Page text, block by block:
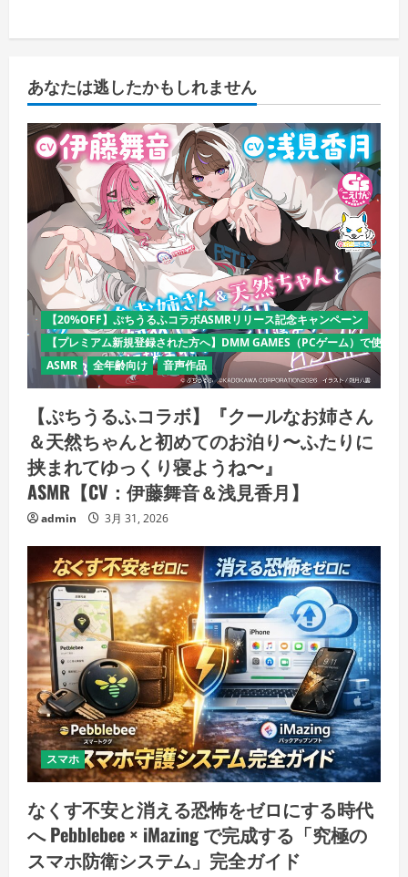
あなたは逃したかもしれません
【20%OFF】ぷちうるふコラボASMRリリース記念キャンペーン
【プレミアム新規登録された方へ】DMM GAMES（PCゲーム）で使え
ASMR
全年齢向け 音声作品
【ぷちうるふコラボ】『クールなお姉さん
＆天然ちゃんと初めてのお泊り〜ふたりに
挟まれてゆっくり寝ようね〜』
ASMR【CV：伊藤舞音＆浅見香月】
admin 3月 31, 2026
スマホ
なくす不安と消える恐怖をゼロにする時代
へ Pebblebee × iMazing で完成する「究極の
スマホ防衛システム」完全ガイド